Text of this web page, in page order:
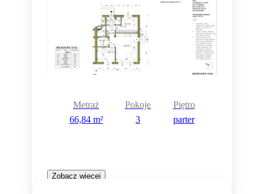
Metraż
66,84 m²
Pokoje
3
Piętro
parter
Zobacz więcej